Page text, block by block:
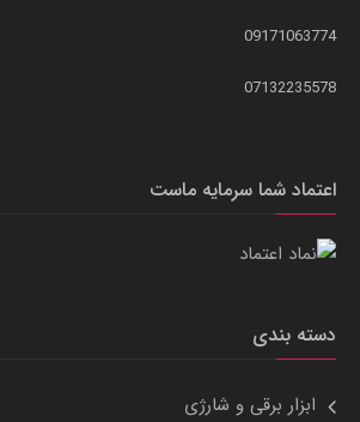
09171063774
07132235578
اعتماد شما سرمایه ماست
دسته بندی
ابزار برقی و شارژی